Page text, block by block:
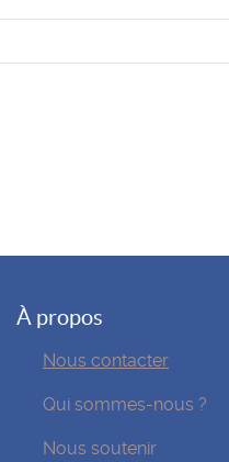
À propos
Nous contacter
Qui sommes-nous ?
Nous soutenir